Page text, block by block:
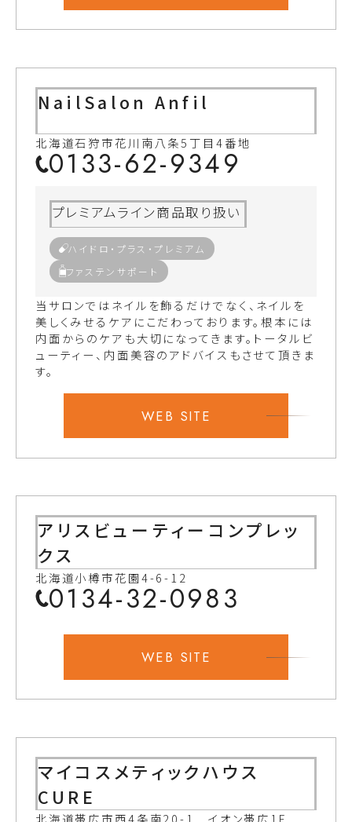
NailSalon Anfil
北海道石狩市花川南八条5丁目4番地
0133-62-9349
プレミアムライン商品取り扱い
ハイドロ・プラス・プレミアム
ファステンサポート
当サロンではネイルを飾るだけでなく、ネイルを
美しくみせるケアにこだわっております。根本には
内面からのケアも大切になってきます。トータルビ
ューティー、内面美容のアドバイスもさせて頂きま
す。
WEB SITE
アリスビューティーコンプレッ
クス
北海道小樽市花園4-6-12
0134-32-0983
WEB SITE
マイコスメティックハウス
CURE